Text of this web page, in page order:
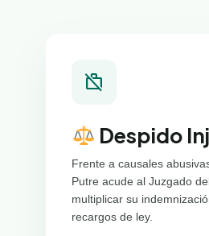
work_off
Despido
Frente a causales
Putre acude al Juzgado
multiplicar su
recargos de ley.